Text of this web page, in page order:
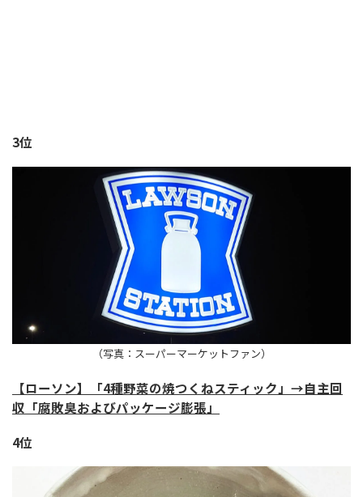
3位
（写真：スーパーマーケットファン）
【ローソン】「4種野菜の焼つくねスティック」→自主回
収「腐敗臭およびパッケージ膨張」
4位